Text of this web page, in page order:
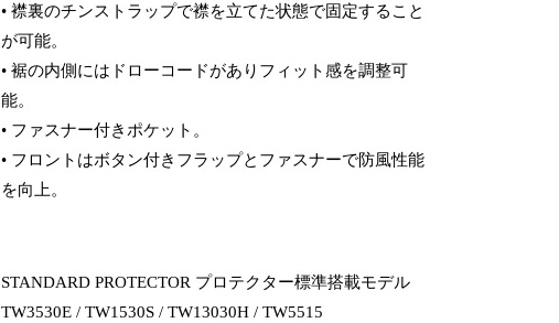
• 襟裏のチンストラップで襟を立てた状態で固定すること
が可能。
• 裾の内側にはドローコードがありフィット感を調整可
能。
• ファスナー付きポケット。
• フロントはボタン付きフラップとファスナーで防風性能
を向上。
STANDARD PROTECTOR プロテクター標準搭載モデル
TW3530E / TW1530S / TW13030H / TW5515